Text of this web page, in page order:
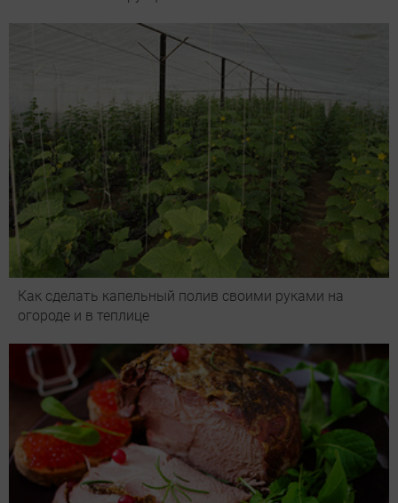
Как сделать капельный полив своими руками на
огороде и в теплице